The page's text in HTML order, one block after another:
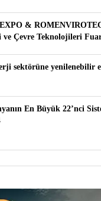
&
Çevre Teknolojileri
sektörüne yenilenebilir
En Büyük 22’nci